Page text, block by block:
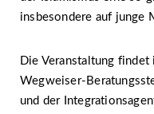
insbesondere auf junge
Die Veranstaltung
Wegweiser-
und der